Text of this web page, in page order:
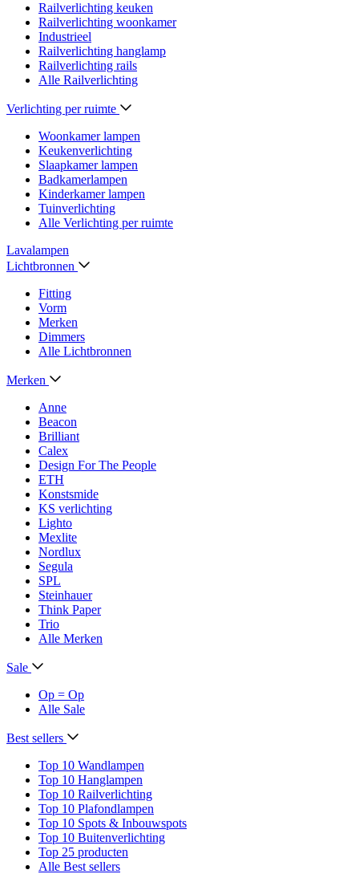
Railverlichting keuken
Railverlichting woonkamer
Industrieel
Railverlichting hanglamp
Railverlichting rails
Alle Railverlichting
Verlichting per ruimte
Woonkamer lampen
Keukenverlichting
Slaapkamer lampen
Badkamerlampen
Kinderkamer lampen
Tuinverlichting
Alle Verlichting per ruimte
Lavalampen
Lichtbronnen
Fitting
Vorm
Merken
Dimmers
Alle Lichtbronnen
Merken
Anne
Beacon
Brilliant
Calex
Design For The People
ETH
Konstsmide
KS verlichting
Lighto
Mexlite
Nordlux
Segula
SPL
Steinhauer
Think Paper
Trio
Alle Merken
Sale
Op = Op
Alle Sale
Best sellers
Top 10 Wandlampen
Top 10 Hanglampen
Top 10 Railverlichting
Top 10 Plafondlampen
Top 10 Spots & Inbouwspots
Top 10 Buitenverlichting
Top 25 producten
Alle Best sellers